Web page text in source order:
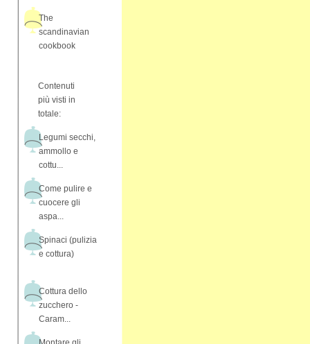
The
scandinavian
cookbook
Contenuti
più visti in
totale:
Legumi secchi,
ammollo e
cottu...
Come pulire e
cuocere gli
aspa...
Spinaci (pulizia
e cottura)
Cottura dello
zucchero -
Caram...